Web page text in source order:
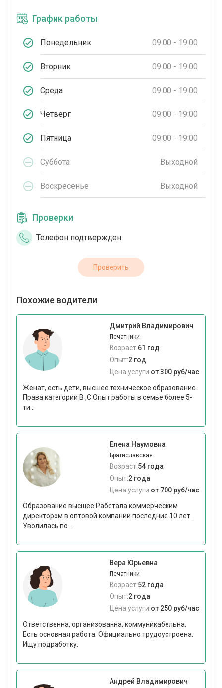
График работы
Понедельник 09:00 - 19:00
Вторник 09:00 - 19:00
Среда 09:00 - 19:00
Четверг 09:00 - 19:00
Пятница 09:00 - 19:00
Суббота Выходной
Воскресенье Выходной
Проверки
Телефон подтвержден
Проверить
Похожие водители
Дмитрий Владимирович
Печатники
Возраст:61 год
Опыт:2 год
Цена услуги:от 300 руб/час
Женат, есть дети, высшее техническое образование.
Права категории В ,С Опыт работы в семье более 5-
ти...
Елена Наумовна
Братиславская
Возраст:54 года
Опыт:2 года
Цена услуги:от 700 руб/час
Образование высшее Работала коммерческим
директором в оптовой компании последние 10 лет.
Уволилась по...
Вера Юрьевна
Печатники
Возраст:52 года
Опыт:2 года
Цена услуги:от 250 руб/час
Ответственна, организованна, коммуникабельна.
Есть основная работа. Официально трудоустроена.
Ищу подработку.
Андрей Владимирович